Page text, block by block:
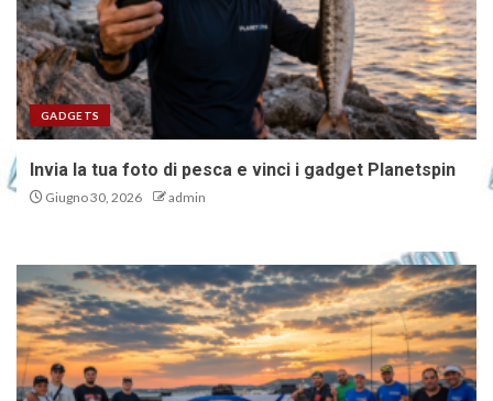
GADGETS
Invia la tua foto di pesca e vinci i gadget Planetspin
Giugno 30, 2026 admin